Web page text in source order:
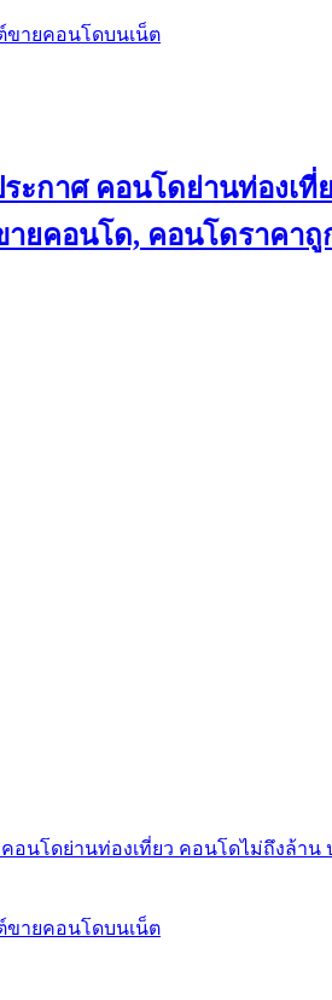
ขายคอนโดบนเน็ต
ระกาศ คอนโดย่านท่องเ
ยคอนโด, คอนโดราคาถู
อนโดย่านท่องเที่ยว คอนโดไม่ถึงล้า
ขายคอนโดบนเน็ต